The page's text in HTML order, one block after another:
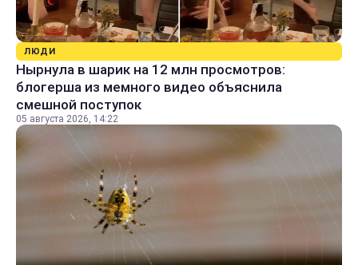
ЛЮДИ
Нырнула в шарик на 12 млн просмотров:
блогерша из мемного видео объяснила
смешной поступок
05 августа 2026, 14:22